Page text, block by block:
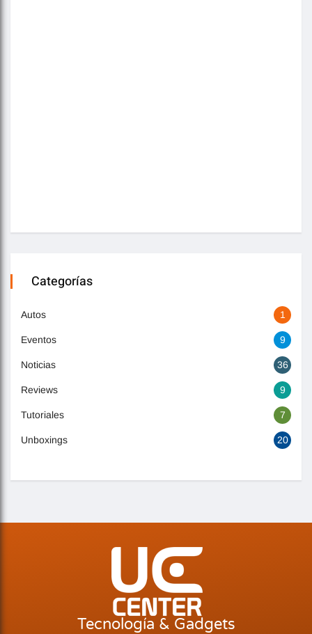
Categorías
Autos 1
Eventos 9
Noticias 36
Reviews 9
Tutoriales 7
Unboxings 20
Tecnología & Gadgets